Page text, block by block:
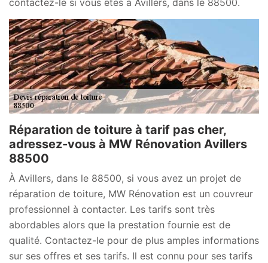
Réparation de toiture à tarif pas cher,
adressez-vous à MW Rénovation Avillers
88500
À Avillers, dans le 88500, si vous avez un projet de
réparation de toiture, MW Rénovation est un couvreur
professionnel à contacter. Les tarifs sont très
abordables alors que la prestation fournie est de
qualité. Contactez-le pour de plus amples informations
sur ses offres et ses tarifs. Il est connu pour ses tarifs